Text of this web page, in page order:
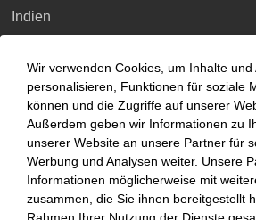
Indien
Malaysia
Singapur
Thailand
Ukraine
Wir verwenden Cookies, um Inhalte und
personalisieren, Funktionen für soziale
können und die Zugriffe auf unserer
Außerdem geben wir Informationen zu
unserer Website an unsere Partner für
Werbung und Analysen weiter. Unsere
Informationen möglicherweise mit
zusammen, die Sie ihnen bereitgestellt